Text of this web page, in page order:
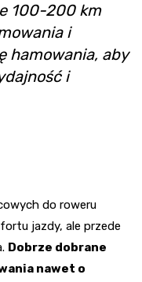
100-200 km
i
hamowania, aby
i
do roweru
jazdy, ale przede
Dobrze dobrane
nawet o